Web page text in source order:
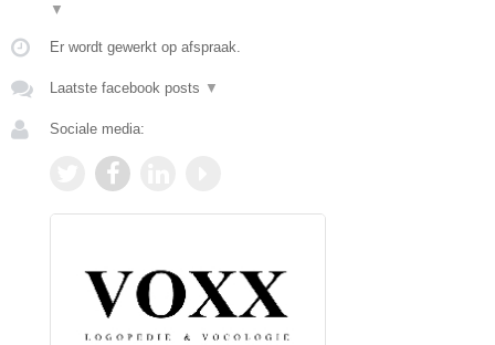
▼
Er wordt gewerkt op afspraak.
Laatste facebook posts ▼
Sociale media: